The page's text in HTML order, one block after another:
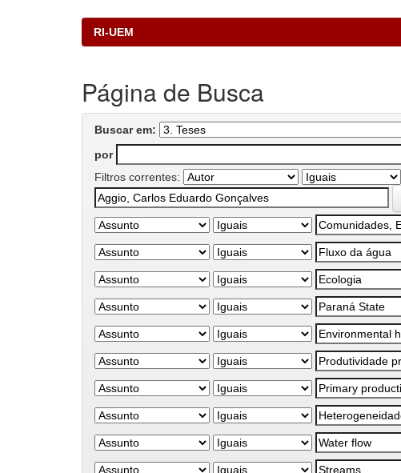
RI-UEM
Página de Busca
Buscar em:
por
Filtros correntes: